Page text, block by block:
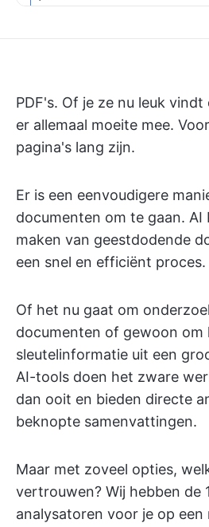
PDF's. Of je ze nu leuk
er allemaal moeite mee.
pagina's lang zijn.
Er is een eenvoudigere
documenten om te gaan. AI
maken van geestdodende
een snel en efficiënt proces.
Of het nu gaat om
documenten of gewoon om
sleutelinformatie uit een
AI-tools doen het zware
dan ooit en bieden directe
beknopte samenvattingen.
Maar met zoveel opties,
vertrouwen? Wij hebben de
analysatoren voor je op een